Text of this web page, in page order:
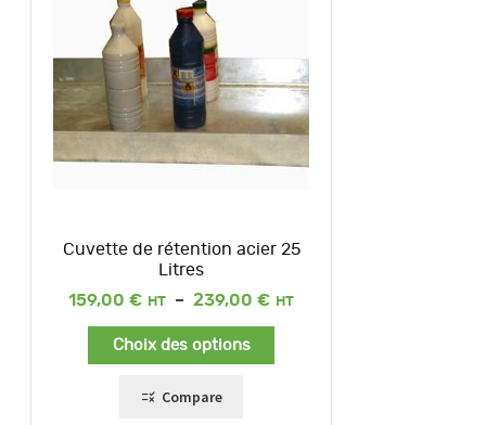
Cuvette de rétention acier 25
Litres
159,00 € – 239,00 €
Plage
Choix des options
Compare